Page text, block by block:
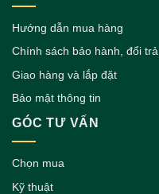
Hướng dẫn mua hàng
Chính sách bảo hành, đổi trả
Giao hàng và lắp đặt
Bảo mật thông tin
GÓC TƯ VẤN
Chọn mua
Kỹ thuật